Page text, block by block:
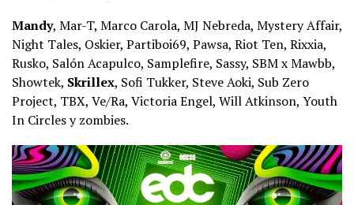
Mandy, Mar-T, Marco Carola, MJ Nebreda, Mystery Affair,
Night Tales, Oskier, Partiboi69, Pawsa, Riot Ten, Rixxia,
Rusko, Salón Acapulco, Samplefire, Sassy, SBM x Mawbb,
Showtek, Skrillex, Sofi Tukker, Steve Aoki, Sub Zero
Project, TBX, Ve/Ra, Victoria Engel, Will Atkinson, Youth
In Circles y zombies.